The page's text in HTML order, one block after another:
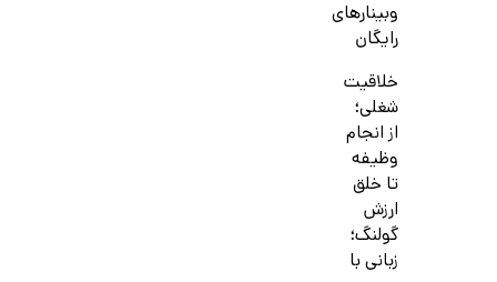
وبینارهای
رایگان
خلاقیت
شغلی؛
از انجام
وظیفه
تا خلق
ارزش
گولنگ؛
زبانی با